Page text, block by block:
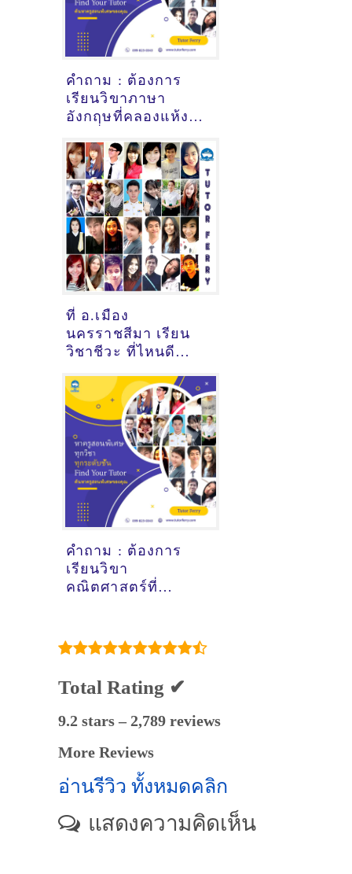
คำถาม : ต้องการ
เรียนวิขาภาษา
อังกฤษที่คลองแห้ง
ครูสอนพิเศษที่นี่
ที่ อ.เมือง
นครราชสีมา เรียน
วิชาชีวะ ที่ไหนดี
ชีวะเมื่อ18/10/2024,
9:18:04]
คำถาม : ต้องการ
เรียนวิขา
คณิตศาสตร์ที่
แนะนำครูสอนพิเศษ
ที่นี่
Total Rating ✔
9.2 stars – 2,789 reviews
More Reviews
อ่านรีวิว ทั้งหมดคลิก
แสดงความคิดเห็น